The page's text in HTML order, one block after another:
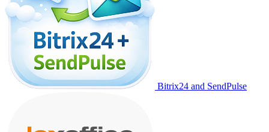
Bitrix24 and SendPulse